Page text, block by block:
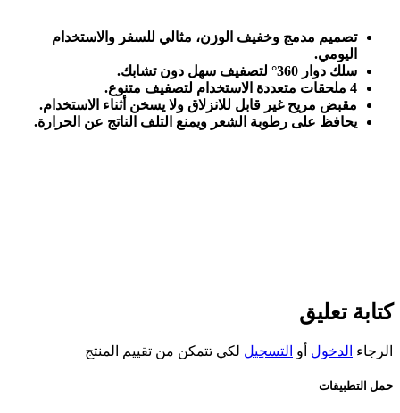
تصميم مدمج وخفيف الوزن، مثالي للسفر والاستخدام
اليومي.
سلك دوار 360° لتصفيف سهل دون تشابك
.
4 ملحقات متعددة الاستخدام لتصفيف متنوع.
مقبض مريح غير قابل للانزلاق ولا يسخن أثناء الاستخدام.
يحافظ على رطوبة الشعر ويمنع التلف الناتج عن الحرارة.
كتابة تعليق
الرجاء الدخول أو التسجيل لكي تتمكن من تقييم المنتج
حمل التطبيقات